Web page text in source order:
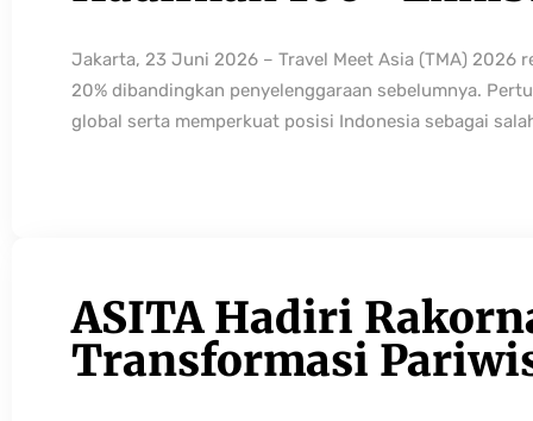
Jakarta, 23 Juni 2026 – Travel Meet Asia (TMA) 2026
20% dibandingkan penyelenggaraan sebelumnya.
global serta memperkuat posisi Indonesia sebagai
ASITA Hadiri
Transformasi